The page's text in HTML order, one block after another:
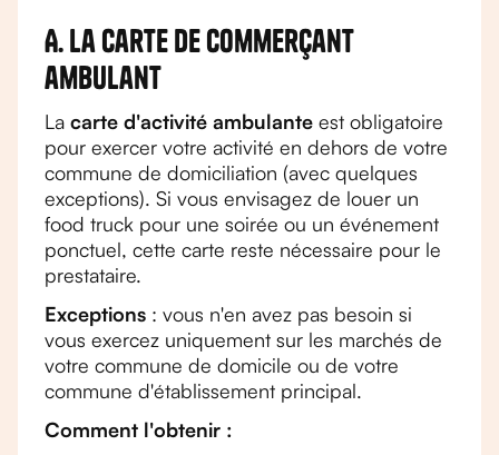
A. La carte de commerçant
ambulant
La carte d'activité ambulante est obligatoire
pour exercer votre activité en dehors de votre
commune de domiciliation (avec quelques
exceptions). Si vous envisagez de louer un
food truck pour une soirée ou un événement
ponctuel, cette carte reste nécessaire pour le
prestataire.
Exceptions : vous n'en avez pas besoin si
vous exercez uniquement sur les marchés de
votre commune de domicile ou de votre
commune d'établissement principal.
Comment l'obtenir :